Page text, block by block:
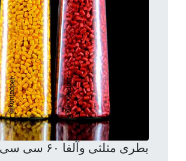
بطری مثلثی وآلفا ۶۰ سی سی دهانه ۱۸